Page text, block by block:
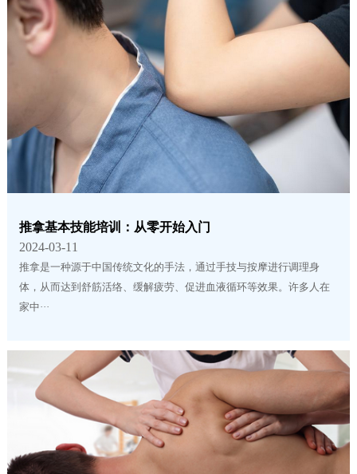
推拿基本技能培训：从零开始入门
2024-03-11
推拿是一种源于中国传统文化的手法，通过手技与按摩进行调理身
体，从而达到舒筋活络、缓解疲劳、促进血液循环等效果。许多人在
家中···